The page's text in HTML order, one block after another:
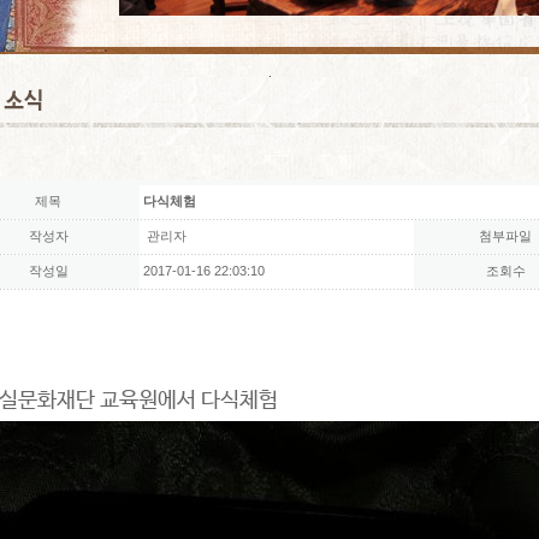
제목 다식체험
작성자 관리자 첨부파일
작성일 2017-01-16 22:03:10 조회수
화재단 교육원에서 다식체험